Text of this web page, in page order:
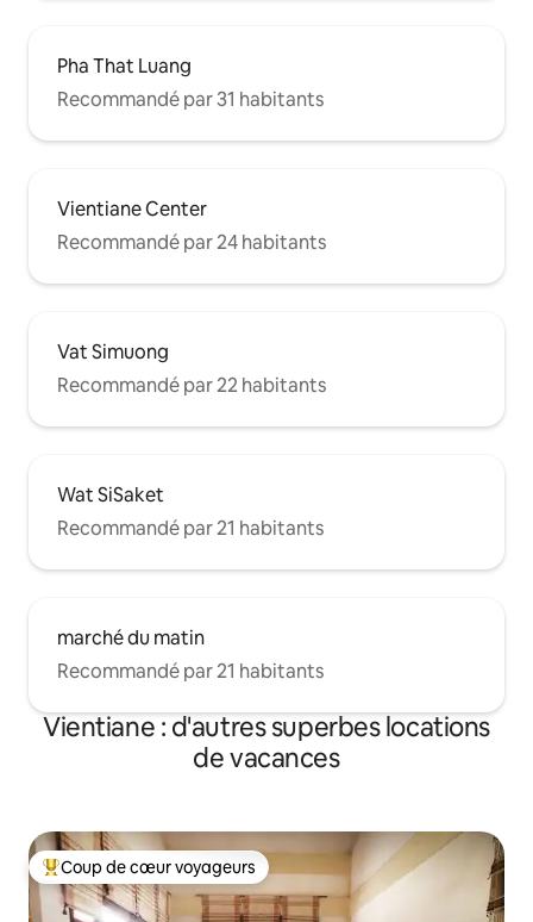
Pha That Luang
Recommandé par 31 habitants
Vientiane Center
Recommandé par 24 habitants
Vat Simuong
Recommandé par 22 habitants
Wat SiSaket
Recommandé par 21 habitants
marché du matin
Recommandé par 21 habitants
Vientiane : d'autres superbes locations
de vacances
Coups de cœur voyageurs les plus appréciés
Coup de cœur voyageurs